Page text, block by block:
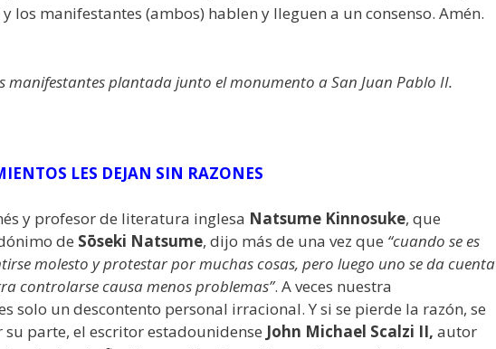
los manifestantes (ambos) hablen y lleguen a un consenso. Amén.
manifestantes plantada junto el monumento a San Juan Pablo II.
LES DEJAN SIN RAZONES
y profesor de literatura inglesa Natsume Kinnosuke, que
de Sōseki Natsume, dijo más de una vez que “cuando se es
molesto y protestar por muchas cosas, pero luego uno se da cuenta
controlarse causa menos problemas”. A veces nuestra
solo un descontento personal irracional. Y si se pierde la razón, se
su parte, el escritor estadounidense John Michael Scalzi II, autor